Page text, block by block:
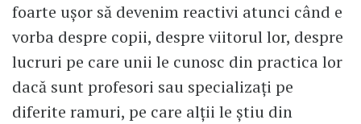
foarte uşor să devenim reactivi atunci când e
vorba despre copii, despre viitorul lor, despre
lucruri pe care unii le cunosc din practica lor
dacă sunt profesori sau specializaţi pe
diferite ramuri, pe care alţii le ştiu din